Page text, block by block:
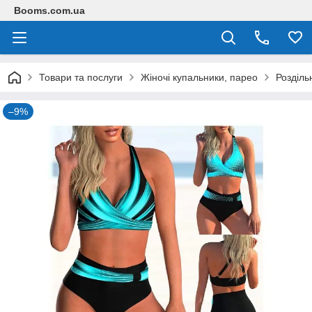
Booms.com.ua
Товари та послуги Жіночі купальники, парео
–9%